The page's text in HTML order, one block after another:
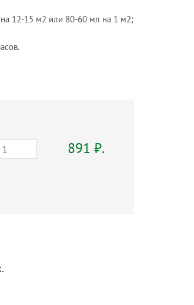
на 12-15 м2 или 80-60 мл на 1 м2;
891 ₽.